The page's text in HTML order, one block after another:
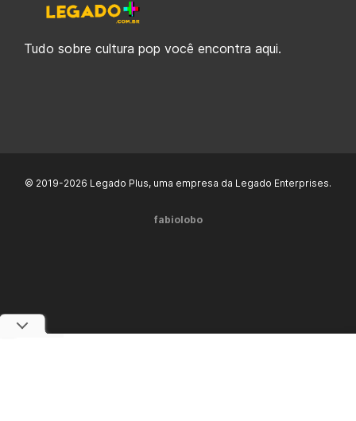
Tudo sobre cultura pop você encontra aqui.
© 2019-2026 Legado Plus, uma empresa da Legado Enterprises.
fabiolobo